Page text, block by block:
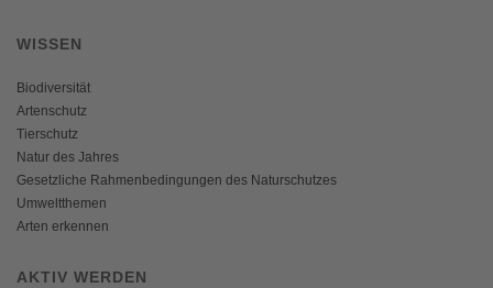
WISSEN
Biodiversität
Artenschutz
Tierschutz
Natur des Jahres
Gesetzliche Rahmenbedingungen des Naturschutzes
Umweltthemen
Arten erkennen
AKTIV WERDEN